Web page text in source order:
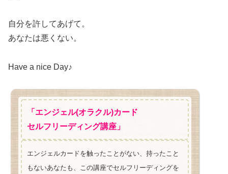
自分を許してあげて。
あなたは悪くない。
Have a nice Day♪
「エンジェル(オラクル)カード
セルフリーディング講座」
エンジェルカードを触ったことがない、持ったこと
もないあなたも、この講座でセルフリーディングを